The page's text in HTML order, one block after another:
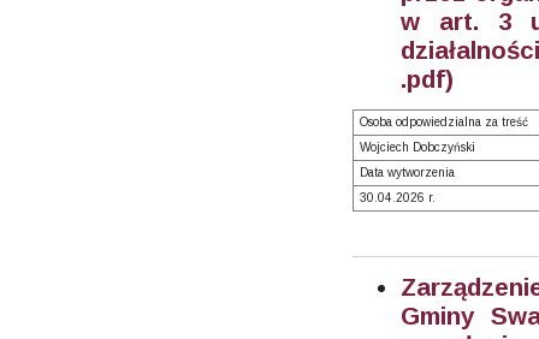
w art. 3
.pdf)
Osoba odpowiedzialna za treść
Wojciech Dobczyński
Data wytworzenia
30.04.2026 r.
Gminy